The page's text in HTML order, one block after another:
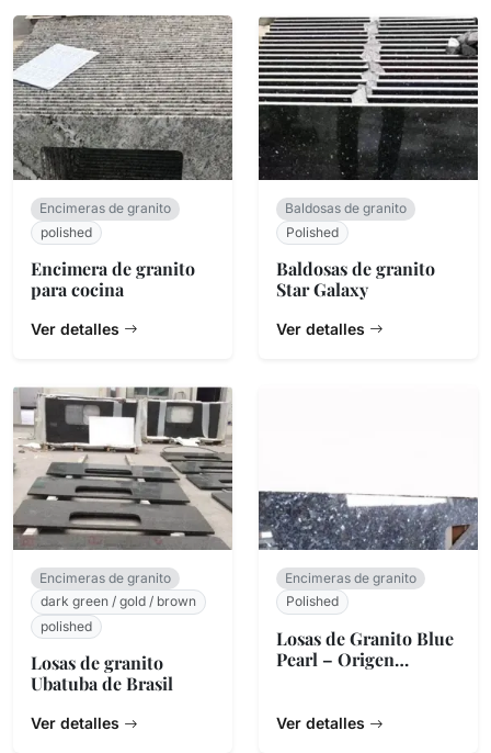
Encimeras de granito
polished
Encimera de granito
para cocina
Ver detalles
Baldosas de granito
Polished
Baldosas de granito
Star Galaxy
Ver detalles
Encimeras de granito
dark green / gold / brown
polished
Losas de granito
Ubatuba de Brasil
Ver detalles
Encimeras de granito
Polished
Losas de Granito Blue
Pearl – Origen
Ver detalles